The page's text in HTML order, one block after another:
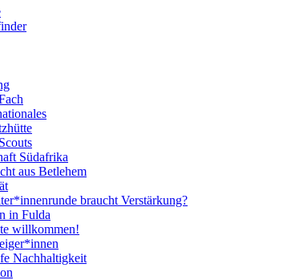
Südafrika
aus Betlehem
braucht Verstärkung?
in Fulda
willkommen!
Nachhaltigkeit